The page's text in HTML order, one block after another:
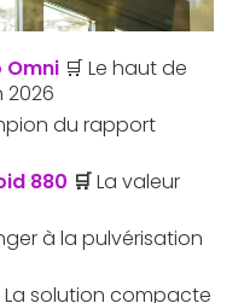
Omni 🛒 Le haut de
2026
du rapport
880 🛒La valeur
à la pulvérisation
La solution compacte